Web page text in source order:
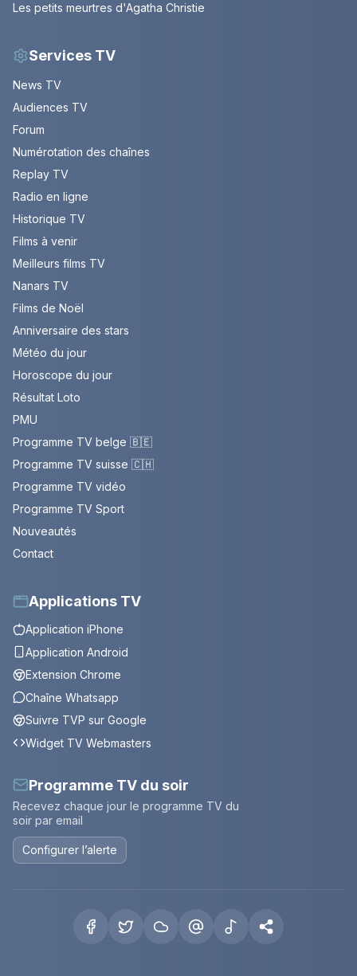
Les petits meurtres d'Agatha Christie
Services TV
News TV
Audiences TV
Forum
Numérotation des chaînes
Replay TV
Radio en ligne
Historique TV
Films à venir
Meilleurs films TV
Nanars TV
Films de Noël
Anniversaire des stars
Météo du jour
Horoscope du jour
Résultat Loto
PMU
Programme TV belge 🇧🇪
Programme TV suisse 🇨🇭
Programme TV vidéo
Programme TV Sport
Nouveautés
Contact
Applications TV
Application iPhone
Application Android
Extension Chrome
Chaîne Whatsapp
Suivre TVP sur Google
Widget TV Webmasters
Programme TV du soir
Recevez chaque jour le programme TV du
soir par email
Configurer l’alerte